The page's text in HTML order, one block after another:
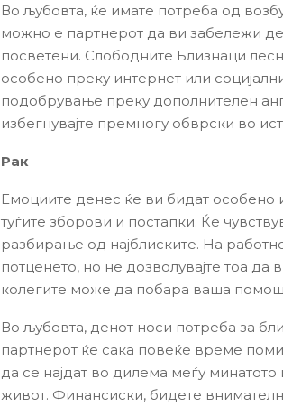
Во љубовта, ќе имате потреба од
можно е партнерот да ви забележи
посветени. Слободните Близнаци
особено преку интернет или
подобрување преку дополнителен
избегнувајте премногу обврски во
Рак
Емоциите денес ќе ви бидат особено
туѓите зборови и постапки. Ќе
разбирање од најблиските. На
потценето, но не дозволувајте тоа да
колегите може да побара ваша помош
Во љубовта, денот носи потреба за
партнерот ќе сака повеќе време
да се најдат во дилема меѓу
живот. Финансиски, бидете